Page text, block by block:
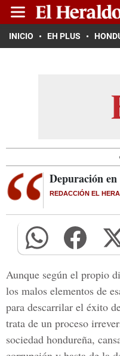
INICIO EH PLUS
Depuración
REDACCIÓN EL
Aunque según el propio
los malos elementos de
para descarrilar el éxito
trata de un proceso
sociedad hondureña,